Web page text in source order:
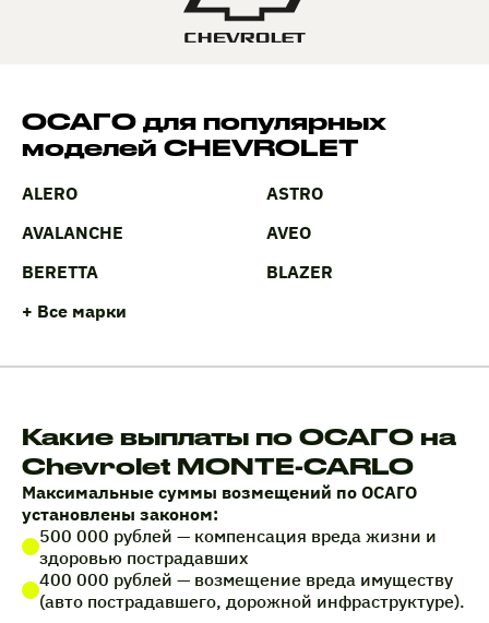
ОСАГО для популярных
моделей CHEVROLET
ALERO
ASTRO
AVALANCHE
AVEO
BERETTA
BLAZER
+ Все марки
Какие выплаты по ОСАГО на
Chevrolet MONTE-CARLO
Максимальные суммы возмещений по ОСАГО
установлены законом:
500 000 рублей — компенсация вреда жизни и
здоровью пострадавших
400 000 рублей — возмещение вреда имуществу
(авто пострадавшего, дорожной инфраструктуре).